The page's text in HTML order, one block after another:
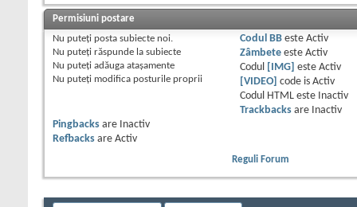
Permisiuni postare
Nu puteţi posta subiecte noi.
Nu puteţi răspunde la subiecte
Nu puteţi adăuga ataşamente
Nu puteţi modifica posturile proprii
Codul BBeste Activ
Zâmbeteeste Activ
Codul
[IMG] este Activ
[VIDEO] code is Activ
Codul HTML este
Inactiv
Trackbacksare
Inactiv
Pingbacks are
Inactiv
Refbacks are Activ
Reguli Forum